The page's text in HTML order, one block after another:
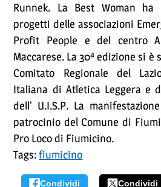
Runnek. La Best Woman
progetti delle associazioni
Profit People e del centro
Maccarese. La 30ª edizione si
Comitato Regionale del
Italiana di Atletica Leggera e
dell' U.I.S.P. La
patrocinio del Comune di
Pro Loco di Fiumicino.
Tags:fiumicino
Condividi Condividi